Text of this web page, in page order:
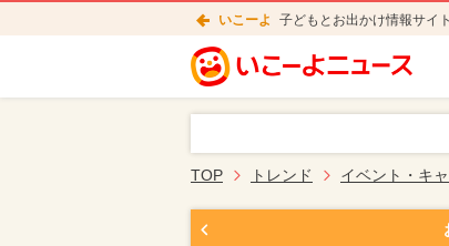
いこーよ 子どもとお出かけ情報サイ
TOP トレンド イベント・キ